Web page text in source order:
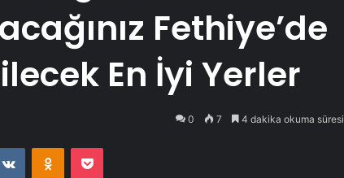
Fethiye’de
En İyi Yerler
0 7 4 dakika okuma süresi
VKontakteOdnoklassniki
Pocket